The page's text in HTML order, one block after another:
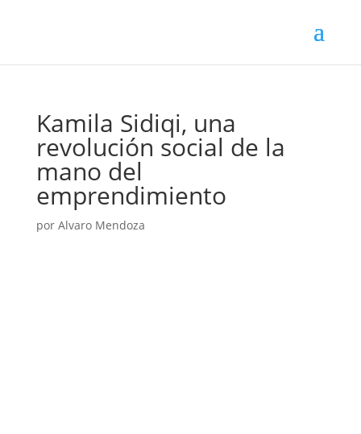
Kamila Sidiqi, una
revolución social de la
mano del
emprendimiento
por Alvaro Mendoza